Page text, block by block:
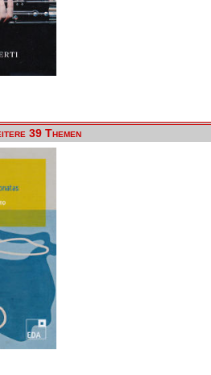
39 Themen